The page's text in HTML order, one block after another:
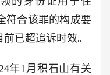
符合该罪的构成要
已超追诉时效。
年1月积石山有关